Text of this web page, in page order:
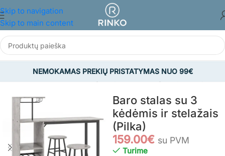
Skip to navigation
Skip to main content
NEMOKAMAS PREKIŲ PRISTATYMAS NUO 99€
BALDAI/Virtuvės ir valgomojo baldai/Valgomojo komplektai
Baro stalas su 3
kėdėmis ir stelažais
(Pilka)
159.00€ su PVM
Turime